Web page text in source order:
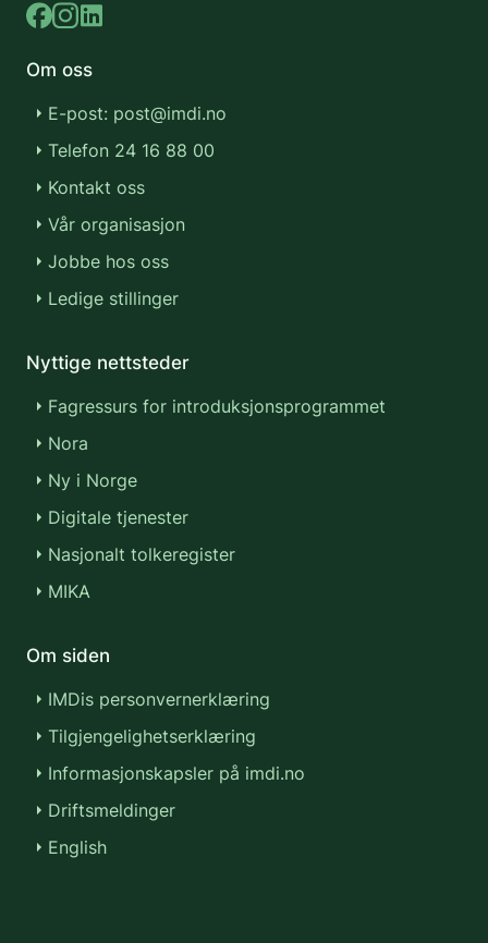
Om oss
E-post: post@imdi.no
Telefon 24 16 88 00
Kontakt oss
Vår organisasjon
Jobbe hos oss
Ledige stillinger
Nyttige nettsteder
Fagressurs for introduksjonsprogrammet
Nora
Ny i Norge
Digitale tjenester
Nasjonalt tolkeregister
MIKA
Om siden
IMDis personvernerklæring
Tilgjengelighetserklæring
Informasjonskapsler på imdi.no
Driftsmeldinger
English